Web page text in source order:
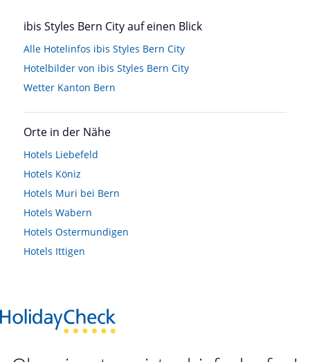
ibis Styles Bern City auf einen Blick
Alle Hotelinfos ibis Styles Bern City
Hotelbilder von ibis Styles Bern City
Wetter Kanton Bern
Orte in der Nähe
Hotels Liebefeld
Hotels Köniz
Hotels Muri bei Bern
Hotels Wabern
Hotels Ostermundigen
Hotels Ittigen